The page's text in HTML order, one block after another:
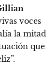
voces
la mitad
que